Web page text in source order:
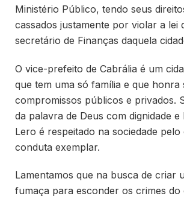
Ministério Público, tendo seus
cassados justamente por violar a lei
secretário de Finanças daquela
O vice-prefeito de Cabrália é um
que tem uma só família e que honra
compromissos públicos e privados.
da palavra de Deus com dignidade
Lero é respeitado na sociedade pelo
conduta exemplar.
Lamentamos que na busca de criar
fumaça para esconder os crimes do